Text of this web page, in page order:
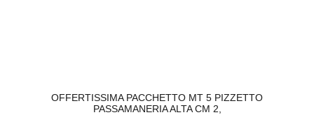
OFFERTISSIMA PACCHETTO MT 5 PIZZETTO
PASSAMANERIA ALTA CM 2,